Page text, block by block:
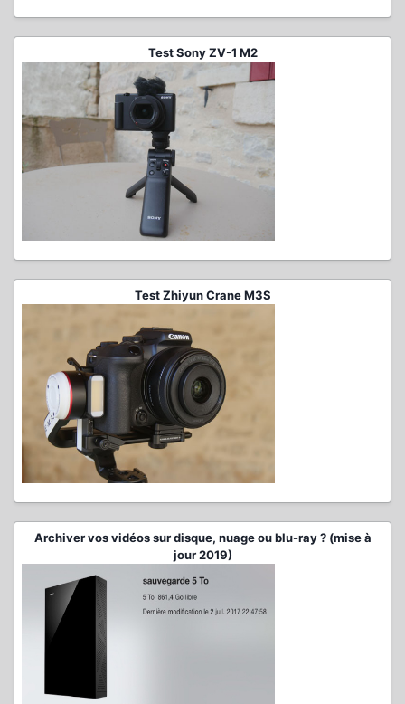
Test Sony ZV-1 M2
Test Zhiyun Crane M3S
Archiver vos vidéos sur disque, nuage ou blu-ray ? (mise à
jour 2019)